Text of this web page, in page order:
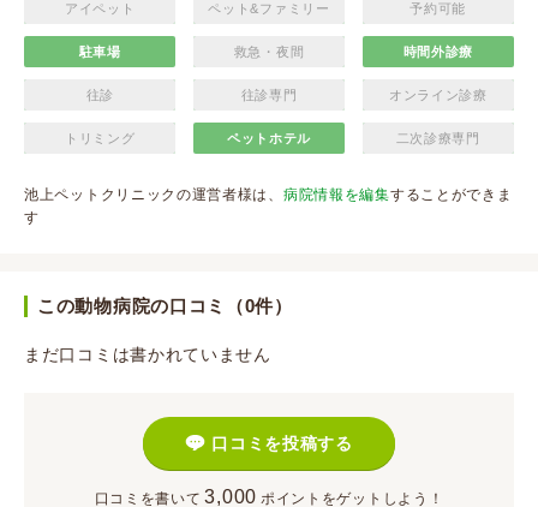
アイペット ペット&ファミリー 予約可能
駐車場 救急・夜間 時間外診療
往診 往診専門 オンライン診療
トリミング ペットホテル 二次診療専門
池上ペットクリニックの運営者様は、 病院情報を編集することができま
す
この動物病院の口コミ（0件）
まだ口コミは書かれていません
口コミを投稿する
口コミを書いて 3,000 ポイント をゲットしよう！